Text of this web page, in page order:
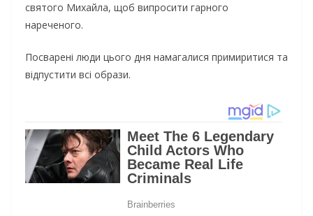
святого Михайла, щоб випросити гарного
нареченого.
Посварені люди цього дня намагалися примиритися та
відпустити всі образи.